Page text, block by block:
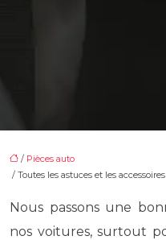
/ Pièces auto
/ Toutes les astuces et les
Nous passons une
nos voitures, surtout